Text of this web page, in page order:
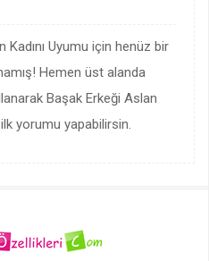
Kadını Uyumu için henüz bir
Hemen üst alanda
Başak Erkeği Aslan
ilk yorumu yapabilirsin.